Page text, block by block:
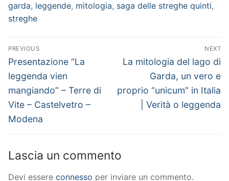
garda, leggende, mitologia, saga delle streghe quinti,
streghe
Navigazione
articoli
PREVIOUS
Previous
post:
Presentazione “La
leggenda vien
mangiando” – Terre di
Vite – Castelvetro –
Modena
NEXT
Next
La mitologia del lago di
Garda, un vero e
proprio “unicum” in Italia
| Verità o leggenda
Lascia un commento
Devi essere connesso per inviare un commento.